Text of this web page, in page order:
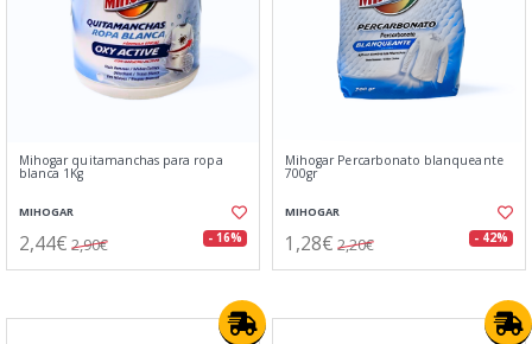
Mihogar quitamanchas para ropa
blanca 1Kg
MIHOGAR
2,44€ 2,90€ - 16%
Mihogar Percarbonato blanqueante
700gr
MIHOGAR
1,28€ 2,20€ - 42%